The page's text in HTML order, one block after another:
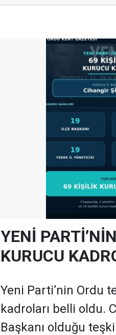
YENİ
KURUCU
Yeni Parti’nin Ordu
kadroları belli oldu.
Başkanı olduğu